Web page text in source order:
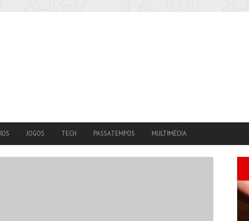
JOGOS TECH PASSATEMPOS MULTIMÉDIA